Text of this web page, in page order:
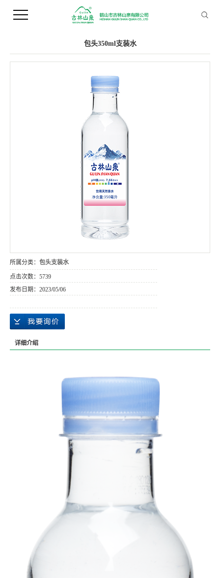
您当前的位置 ： 首 页>>产品中心>>支装水
包头350ml支装水
所属分类： 包头支装水
点击次数： 5739
发布日期： 2023/05/06
详细介绍